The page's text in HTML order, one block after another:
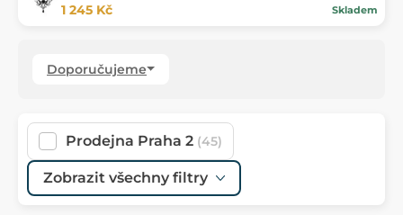
1 245 Kč Skladem
Doporučujeme
Prodejna Praha 2 (45)
Zobrazit všechny filtry